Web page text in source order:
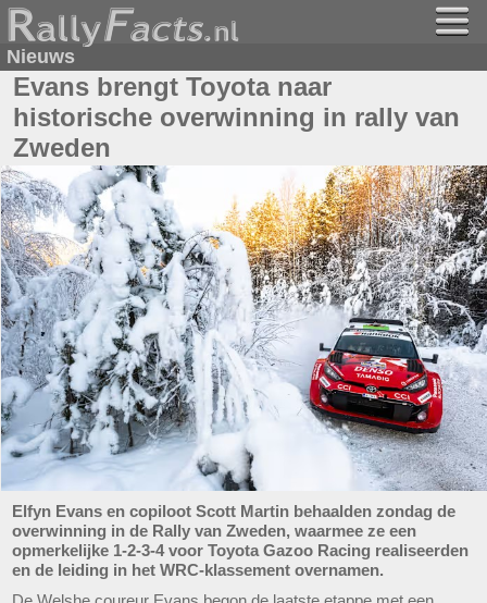
Nieuws
Evans brengt Toyota naar
historische overwinning in rally van
Zweden
Elfyn Evans en copiloot Scott Martin behaalden zondag de
overwinning in de Rally van Zweden, waarmee ze een
opmerkelijke 1-2-3-4 voor Toyota Gazoo Racing realiseerden
en de leiding in het WRC-klassement overnamen.